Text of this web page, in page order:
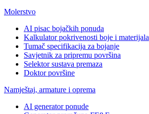
Molerstvo
AI pisac bojačkih ponuda
Kalkulator pokrivenosti boje i materijala
Tumač specifikacija za bojanje
Savjetnik za pripremu površina
Selektor sustava premaza
Doktor površine
Namještaj, armature i oprema
AI generator ponude